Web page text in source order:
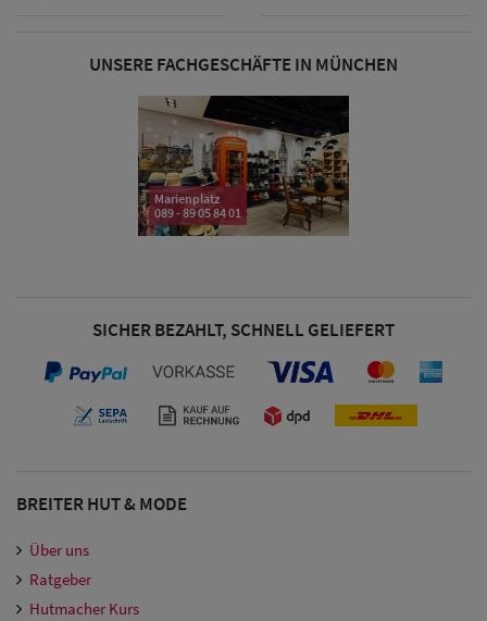
Damen
Sonnenschilder
Snapback Caps
(63-65 cm)
UNSERE FACHGESCHÄFTE IN MÜNCHEN
Marienplatz
089 - 89 05 84 01
SICHER BEZAHLT, SCHNELL GELIEFERT
BREITER HUT & MODE
Über uns
Ratgeber
Hutmacher Kurs